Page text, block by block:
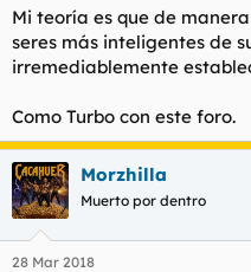
Mi teoría es que de
seres más inteligentes de
irremediablemente
Como Turbo con este foro.
Morzhilla
Muerto por dentro
28 Mar 2018